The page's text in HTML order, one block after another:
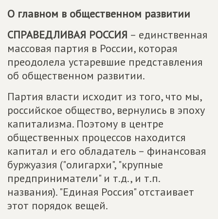
О главном в общественном развитии
СПРАВЕДЛИВАЯ РОССИЯ – единственная
массовая партия в России, которая
преодолела устаревшие представления
об общественном развитии.
Партия власти исходит из того, что мы,
российское общество, вернулись в эпоху
капитализма. Поэтому в центре
общественных процессов находится
капитал и его обладатель – финансовая
буржуазия ("олигархи", "крупные
предприниматели" и т.д., и т.п.
названия). "Единая Россия" отстаивает
этот порядок вещей.